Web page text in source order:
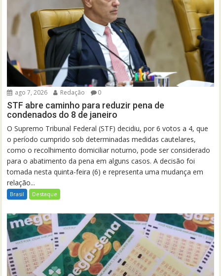
ago 7, 2026 Redação 0
STF abre caminho para reduzir pena de
condenados do 8 de janeiro
O Supremo Tribunal Federal (STF) decidiu, por 6 votos a 4, que
o período cumprido sob determinadas medidas cautelares,
como o recolhimento domiciliar noturno, pode ser considerado
para o abatimento da pena em alguns casos. A decisão foi
tomada nesta quinta-feira (6) e representa uma mudança em
relação...
Brasil Destaque